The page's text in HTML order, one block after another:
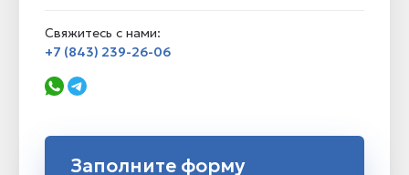
Свяжитесь с нами:
+7 (843) 239-26-06
Заполните форму